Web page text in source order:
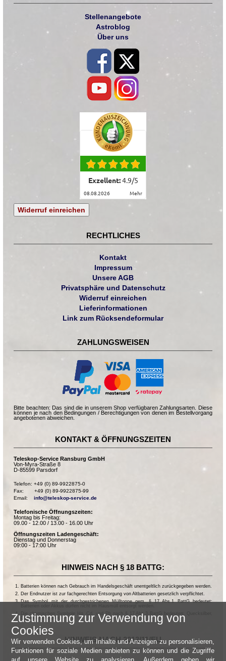
Stellenangebote
Astroblog
Über uns
Exzellent:4.9/5
08.08.2026 mehr
Widerruf einreichen
RECHTLICHES
Kontakt
Impressum
Unsere AGB
Privatsphäre und Datenschutz
Widerruf einreichen
Lieferinformationen
Link zum Rücksendeformular
ZAHLUNGSWEISEN
Bitte beachten: Das sind die in unserem Shop verfügbaren Zahlungsarten. Diese
können je nach den Bedingungen / Berechtigungen von denen im Bestellvorgang
angebotenen abweichen.
KONTAKT & ÖFFNUNGSZEITEN
Teleskop-Service Ransburg GmbH
Von-Myra-Straße 8
D-85599 Parsdorf
Telefon: +49 (0) 89-9922875-0
Fax:       +49 (0) 89-9922875-99
Email: info@teleskop-service.de
Telefonische Öffnungszeiten:
Montag bis Freitag:
09.00 - 12.00 / 13.00 - 16.00 Uhr
Öffnungszeiten Ladengeschäft:
Dienstag und Donnerstag
09:00 - 17:00 Uhr
HINWEIS NACH § 18 BATTG:
Batterien können nach Gebrauch im Handelsgeschäft unentgeltlich zurückgegeben werden.
Der Endnutzer ist zur fachgerechten Entsorgung von Altbatterien gesetzlich verpflichtet.
Das Symbol mit der durchgestrichenen Mülltonne gem. § 17 Abs.1 BattG bedeutet:
Die chemischen Symbole Hg, Cd, und Pb nach § 17 Abs.3 BattG bedeuten: Quecksilber,
Cadmium und Blei.
HINWEIS NACH 2013/11/EU
Zustimmung zur Verwendung von
Cookies
Wir verwenden Cookies, um Inhalte und Anzeigen zu personalisieren,
Funktionen für soziale Medien anbieten zu können und die Zugriffe